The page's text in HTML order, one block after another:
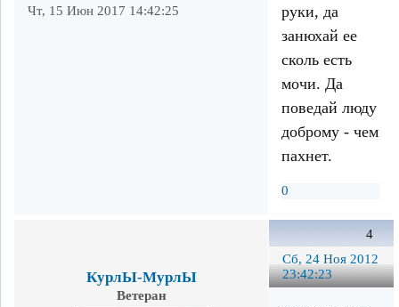
Чт, 15 Июн 2017 14:42:25
руки, да
занюхай ее
сколь есть
мочи. Да
поведай люду
доброму - чем
пахнет.
0
4
Сб, 24 Ноя 2012
23:42:23
КурлЫ-МурлЫ
Ветеран